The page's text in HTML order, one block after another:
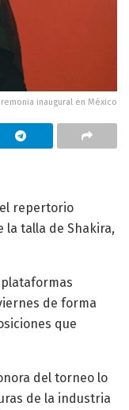
inaugural en México
repertorio
la talla de Shakira,
de forma
que
del torneo lo
de la industria